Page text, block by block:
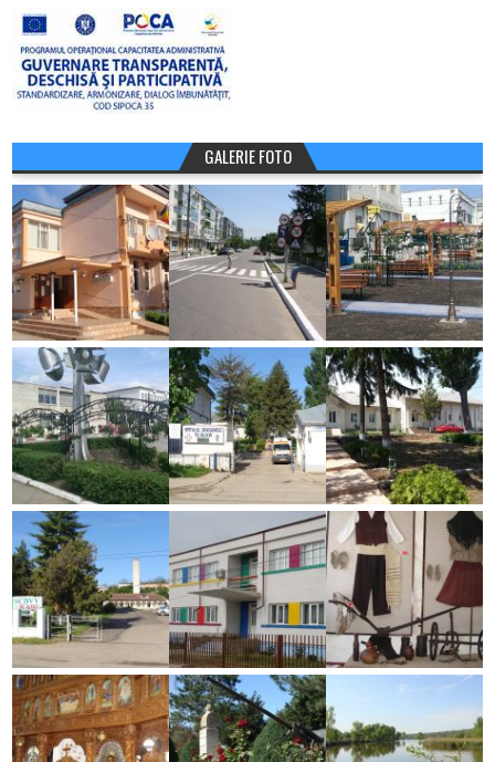
GALERIE FOTO